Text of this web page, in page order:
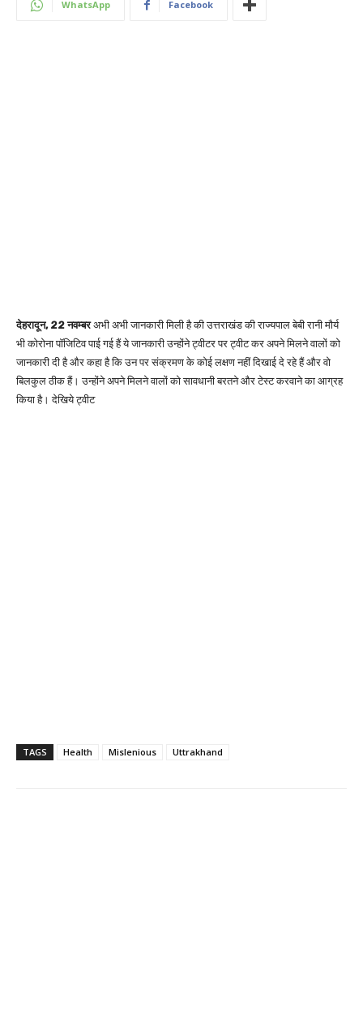
WhatsApp Facebook
देहरादून, 22 नवम्बरअभी अभी जानकारी मिली है की उत्तराखंड की राज्यपाल बेबी रानी मौर्य
भी कोरोना पॉजिटिव पाई गई हैं ये जानकारी उन्होंने ट्वीटर पर ट्वीट कर अपने मिलने वालों को
जानकारी दी है और कहा है कि उन पर संक्रमण के कोई लक्षण नहीं दिखाई दे रहे हैं और वो
बिलकुल ठीक हैं। उन्होंने अपने मिलने वालों को सावधानी बरतने और टेस्ट करवाने का आग्रह
किया है। देखिये ट्वीट
TAGS Health Mislenious Uttrakhand